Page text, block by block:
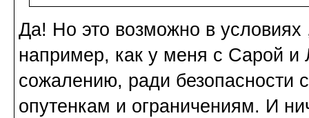
Да! Но это возможно в
например, как у меня с Сарой и
сожалению, ради безопасности
опутенкам и ограничениям. И